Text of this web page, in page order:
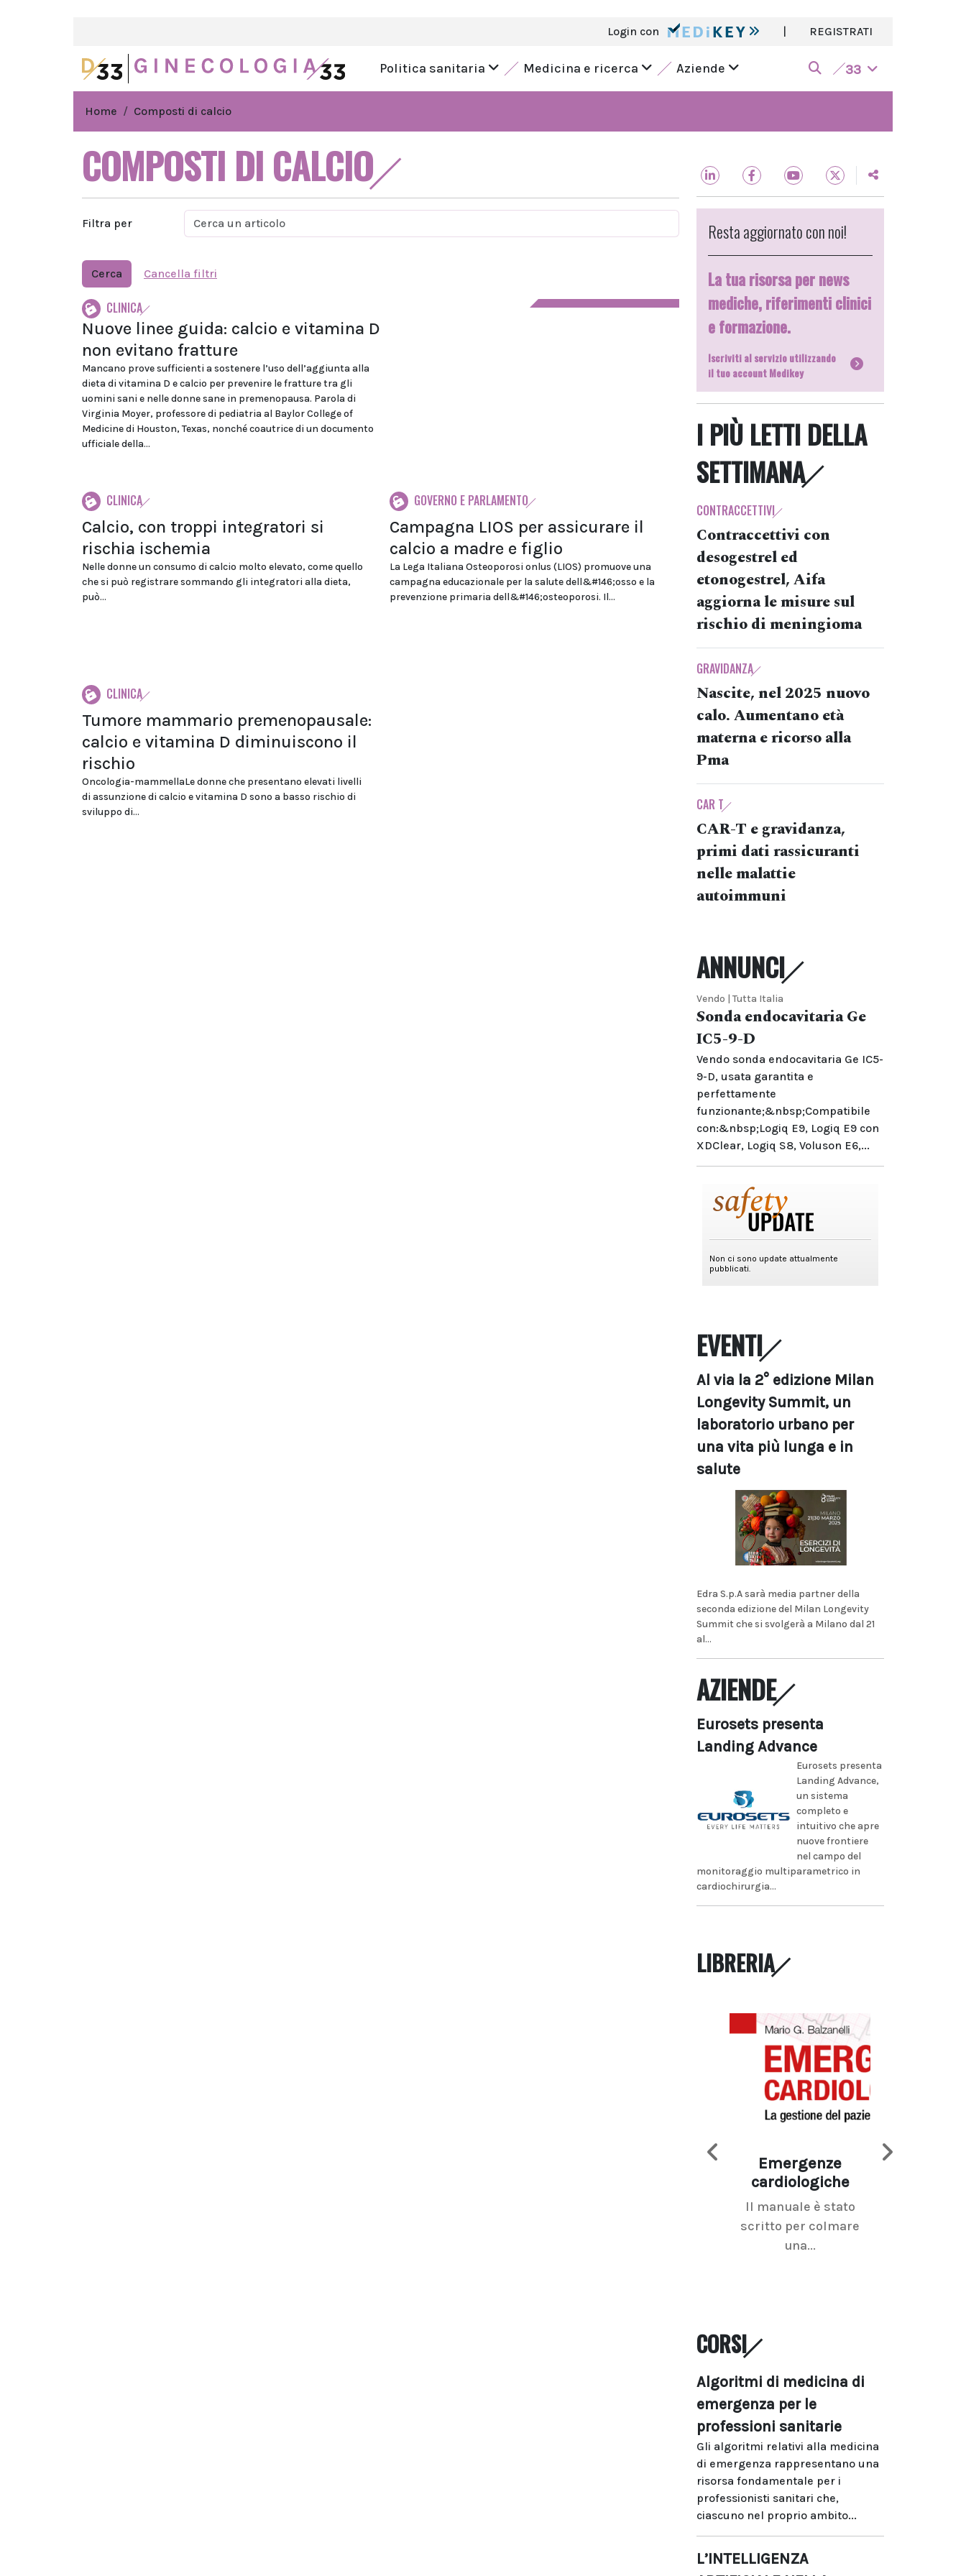
Login con | REGISTRATI
Politica sanitaria Medicina e ricerca Aziende 33
Home Composti di calcio
COMPOSTI DI CALCIO
Filtra per
Cerca Cancella filtri
CLINICA
Nuove linee guida: calcio e vitamina D
non evitano fratture
Mancano prove sufficienti a sostenere l’uso dell’aggiunta alla
dieta di vitamina D e calcio per prevenire le fratture tra gli
uomini sani e nelle donne sane in premenopausa. Parola di
Virginia Moyer, professore di pediatria al Baylor College of
Medicine di Houston, Texas, nonché coautrice di un documento
ufficiale della...
CLINICA
Calcio, con troppi integratori si
rischia ischemia
Nelle donne un consumo di calcio molto elevato, come quello
che si può registrare sommando gli integratori alla dieta,
può...
GOVERNO E PARLAMENTO
Campagna LIOS per assicurare il
calcio a madre e figlio
La Lega Italiana Osteoporosi onlus (LIOS) promuove una
campagna educazionale per la salute dell&#146;osso e la
prevenzione primaria dell&#146;osteoporosi. Il...
CLINICA
Tumore mammario premenopausale:
calcio e vitamina D diminuiscono il
rischio
Oncologia-mammellaLe donne che presentano elevati livelli
di assunzione di calcio e vitamina D sono a basso rischio di
sviluppo di...
Resta aggiornato con noi!
La tua risorsa per news
mediche, riferimenti clinici
e formazione.
Iscriviti al servizio utilizzando
il tuo account Medikey
I PIÙ LETTI DELLA
SETTIMANA
CONTRACCETTIVI
Contraccettivi con
desogestrel ed
etonogestrel, Aifa
aggiorna le misure sul
rischio di meningioma
GRAVIDANZA
Nascite, nel 2025 nuovo
calo. Aumentano età
materna e ricorso alla
Pma
CAR T
CAR-T e gravidanza,
primi dati rassicuranti
nelle malattie
autoimmuni
ANNUNCI
Vendo | Tutta Italia
Sonda endocavitaria Ge
IC5-9-D
Vendo sonda endocavitaria Ge IC5-
9-D, usata garantita e
perfettamente
funzionante;&nbsp;Compatibile
con:&nbsp;Logiq E9, Logiq E9 con
XDClear, Logiq S8, Voluson E6,...
EVENTI
Al via la 2° edizione Milan
Longevity Summit, un
laboratorio urbano per
una vita più lunga e in
salute
Edra S.p.A sarà media partner della
seconda edizione del Milan Longevity
Summit che si svolgerà a Milano dal 21
al...
AZIENDE
Eurosets presenta
Landing Advance
Eurosets presenta
Landing Advance,
un sistema
completo e
intuitivo che apre
nuove frontiere
nel campo del
monitoraggio multiparametrico in
cardiochirurgia...
LIBRERIA
Emergenze
cardiologiche
Il manuale è stato
scritto per colmare
una...
CORSI
Algoritmi di medicina di
emergenza per le
professioni sanitarie
Gli algoritmi relativi alla medicina
di emergenza rappresentano una
risorsa fondamentale per i
professionisti sanitari che,
ciascuno nel proprio ambito...
L’INTELLIGENZA